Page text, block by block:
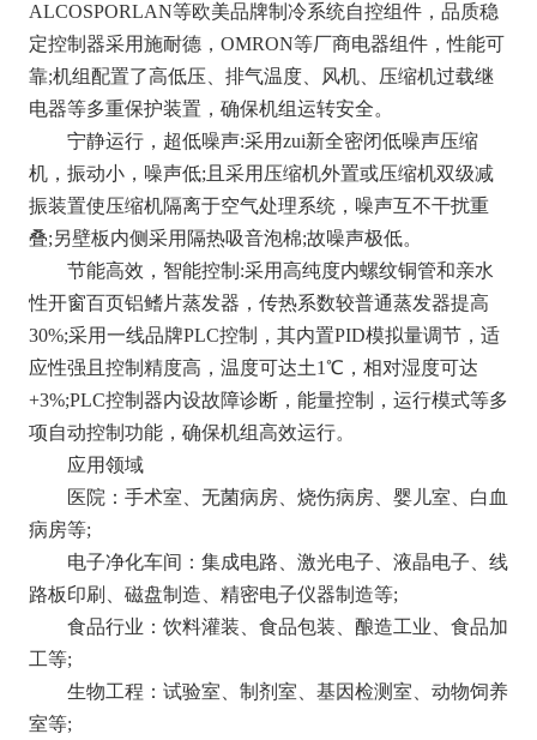
ALCOSPORLAN等欧美品牌制冷系统自控组件，品质稳
定控制器采用施耐德，OMRON等厂商电器组件，性能可
靠;机组配置了高低压、排气温度、风机、压缩机过载继
电器等多重保护装置，确保机组运转安全。
宁静运行，超低噪声:采用zui新全密闭低噪声压缩
机，振动小，噪声低;且采用压缩机外置或压缩机双级减
振装置使压缩机隔离于空气处理系统，噪声互不干扰重
叠;另壁板内侧采用隔热吸音泡棉;故噪声极低。
节能高效，智能控制:采用高纯度内螺纹铜管和亲水
性开窗百页铝鳍片蒸发器，传热系数较普通蒸发器提高
30%;采用一线品牌PLC控制，其内置PID模拟量调节，适
应性强且控制精度高，温度可达土1℃，相对湿度可达
+3%;PLC控制器内设故障诊断，能量控制，运行模式等多
项自动控制功能，确保机组高效运行。
应用领域
医院：手术室、无菌病房、烧伤病房、婴儿室、白血
病房等;
电子净化车间：集成电路、激光电子、液晶电子、线
路板印刷、磁盘制造、精密电子仪器制造等;
食品行业：饮料灌装、食品包装、酿造工业、食品加
工等;
生物工程：试验室、制剂室、基因检测室、动物饲养
室等;